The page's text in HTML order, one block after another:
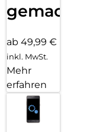
gemacht!
ab 49,99 €
inkl. MwSt.
Mehr
erfahren